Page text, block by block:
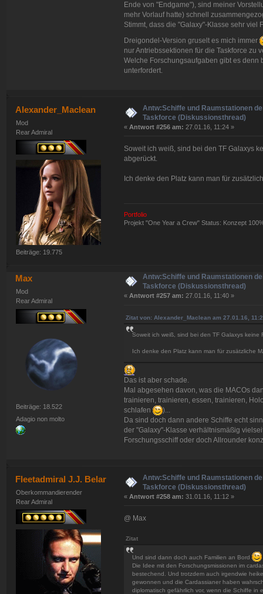
Ende von "Endgame"), sind meiner
mehr Vorlauf hatte) schnell
Stimmt, dass die "Galaxy"-Klasse sehr viel
Dreigondel-Version gruselt es mich immer
nur Antriebssektionen für die Taskforce zu
Welche Forschungsaufgaben gibt es denn
unterfordert.
Alexander_Maclean
Mod
Rear Admiral
Beiträge: 19.775
Antw:Schiffe und Raumstationen
Taskforce (Diskussionsthread)
« Antwort #256 am: 27.01.16, 11:24 »
Soweit ich weiß, sind bei den TF Galaxys
abgerückt.
Ich denke den Platz kann man für
Portfolio
Projekt "One Year a Crew" Status: Konzept
Max
Mod
Rear Admiral
Beiträge: 18.522
Adagio non molto
Antw:Schiffe und Raumstationen
Taskforce (Diskussionsthread)
« Antwort #257 am: 27.01.16, 11:40 »
Zitat von: Alexander_Maclean am 27.01.16,
Soweit ich weiß, sind bei den TF Galaxys
Ich denke den Platz kann man für zusätzliche
Das ist aber schade.
Mal abgesehen davon, was die MACOs
trainieren, trainieren, essen, trainieren,
schlafen
)...
Da sind doch dann andere Schiffe echt
der "Galaxy"-Klasse verhältnismäßig
Forschungsschiff oder doch Allrounder
Fleetadmiral J.J. Belar
Oberkommandierender
Rear Admiral
Antw:Schiffe und Raumstationen
Taskforce (Diskussionsthread)
« Antwort #258 am: 31.01.16, 11:12 »
@ Max
Zitat
Und sind dann doch auch Familien an Bord
Die Idee mit den Forschungsmissionen im
bestechend. Und trotzdem auch irgendwie
gewonnen und die Cardassianer haben
diplomatisch gefährlich vor, wenn die Schiffe in